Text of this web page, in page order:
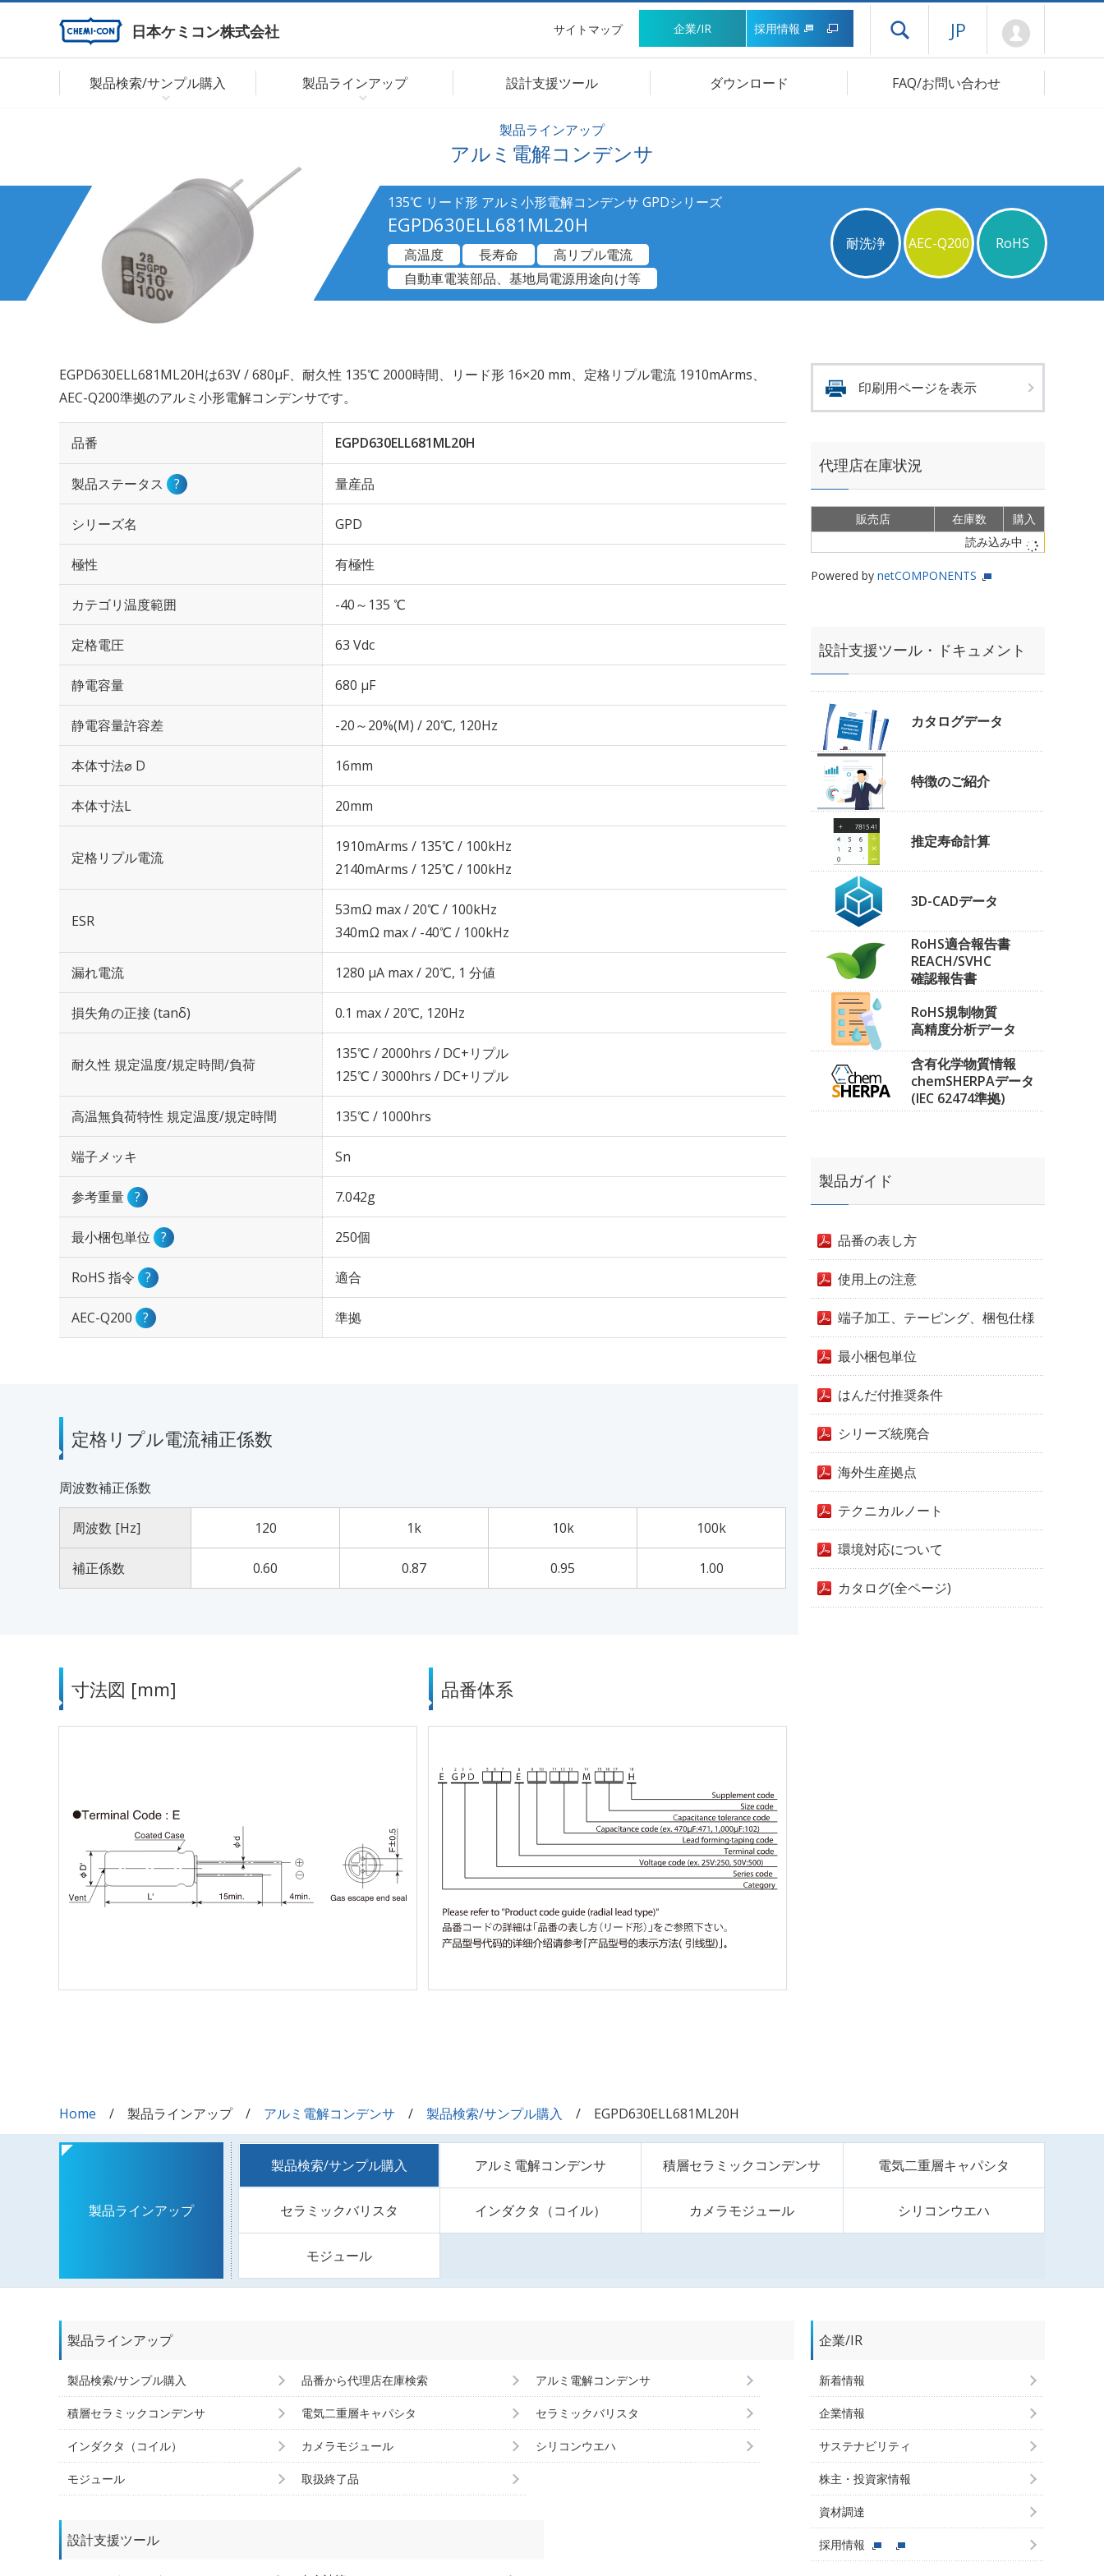
日本ケミコン株式会社 サイトマップ 企業/IR 採用情報 ドロワーメニューを開く
JP
製品検索/サンプル購入 製品ラインアップ 設計支援ツール ダウンロード FAQ/お問い合わせ
製品ラインアップ
アルミ電解コンデンサ
135℃ リード形 アルミ小形電解コンデンサ GPDシリーズ
EGPD630ELL681ML20H
耐洗浄 AEC-Q200 RoHS
高温度 長寿命
高リプル電流
自動車電装部品、基地局電源用途向け等
EGPD630ELL681ML20Hは63V / 680µF、耐久性 135℃ 2000時間、リード形 16×20 mm、定格リプル電流 1910mArms、
AEC-Q200準拠のアルミ小形電解コンデンサです。
品番 EGPD630ELL681ML20H
製品ステータス ? 量産品
シリーズ名 GPD
極性 有極性
カテゴリ温度範囲 -40～135 ℃
定格電圧 63 Vdc
静電容量 680 µF
静電容量許容差 -20～20%(M) / 20℃, 120Hz
本体寸法⌀ D 16mm
本体寸法L 20mm
定格リプル電流
1910mArms / 135℃ / 100kHz
2140mArms / 125℃ / 100kHz
ESR
53mΩ max / 20℃ / 100kHz
340mΩ max / -40℃ / 100kHz
漏れ電流 1280 μA max / 20℃, 1 分値
損失角の正接 (tanδ) 0.1 max / 20℃, 120Hz
耐久性 規定温度/規定時間/負荷
135℃ / 2000hrs / DC+リプル
125℃ / 3000hrs / DC+リプル
高温無負荷特性 規定温度/規定時間 135℃ / 1000hrs
端子メッキ Sn
参考重量 ? 7.042g
最小梱包単位 ? 250個
RoHS 指令 ? 適合
AEC-Q200 ? 準拠
定格リプル電流補正係数
周波数補正係数
周波数 [Hz] 120 1k 10k 100k
補正係数 0.60 0.87 0.95 1.00
寸法図 [mm] 品番体系
印刷用ページを表示
代理店在庫状況
販売店 在庫数
購入
読み込み中
Powered by netCOMPONENTS
設計支援ツール・ドキュメント
カタログデータ
特徴のご紹介
推定寿命計算
3D-CADデータ
RoHS適合報告書
REACH/SVHC
確認報告書
RoHS規制物質
高精度分析データ
含有化学物質情報
chemSHERPAデータ
(IEC 62474準拠)
製品ガイド
品番の表し方
使用上の注意
端子加工、テーピング、梱包仕様
最小梱包単位
はんだ付推奨条件
シリーズ統廃合
海外生産拠点
テクニカルノート
環境対応について
カタログ(全ページ)
Home 製品ラインアップ アルミ電解コンデンサ 製品検索/サンプル購入 EGPD630ELL681ML20H
製品ラインアップ
製品検索/サンプル購入 アルミ電解コンデンサ 積層セラミックコンデンサ 電気二重層キャパシタ
セラミックバリスタ インダクタ（コイル） カメラモジュール シリコンウエハ
モジュール
製品ラインアップ
製品検索/サンプル購入 品番から代理店在庫検索 アルミ電解コンデンサ
積層セラミックコンデンサ 電気二重層キャパシタ セラミックバリスタ
インダクタ（コイル） カメラモジュール シリコンウエハ
モジュール 取扱終了品
設計支援ツール
企業/IR
新着情報
企業情報
サステナビリティ
株主・投資家情報
資材調達
採用情報